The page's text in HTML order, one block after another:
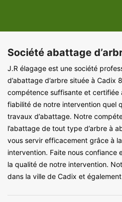
Société abattage
J.R élagage est une société
d’abattage d’arbre située à Cadix
compétence suffisante et certifiée
fiabilité de notre intervention quel
travaux d’abattage. Notre
l’abattage de tout type d’arbre à
vous servir efficacement grâce à
intervention. Faite nous confiance
la qualité de notre intervention.
dans la ville de Cadix et